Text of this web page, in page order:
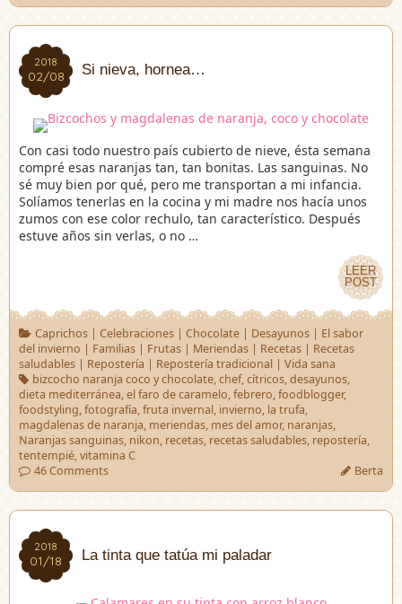
2018
02/08
2018
02/08 Si nieva, hornea…
Con casi todo nuestro país cubierto de nieve, ésta semana
compré esas naranjas tan, tan bonitas. Las sanguinas. No
sé muy bien por qué, pero me transportan a mi infancia.
Solíamos tenerlas en la cocina y mi madre nos hacía unos
zumos con ese color rechulo, tan característico. Después
estuve años sin verlas, o no …
LEER
POST
LEER
POST
Caprichos| Celebraciones| Chocolate| Desayunos| El sabor
del invierno | Familias | Frutas | Meriendas | Recetas | Recetas
saludables | Repostería | Repostería tradicional | Vida sana
bizcocho naranja coco y chocolate,chef,cítricos,desayunos,
dieta mediterránea,el faro de caramelo,febrero,foodblogger,
foodstyling,fotografía,fruta invernal, invierno, la trufa,
magdalenas de naranja, meriendas, mes del amor, naranjas,
Naranjas sanguinas, nikon, recetas, recetas saludables, repostería,
tentempié,vitamina C
46 Comments
Berta
2018
01/18
2018
01/18 La tinta que tatúa mi paladar